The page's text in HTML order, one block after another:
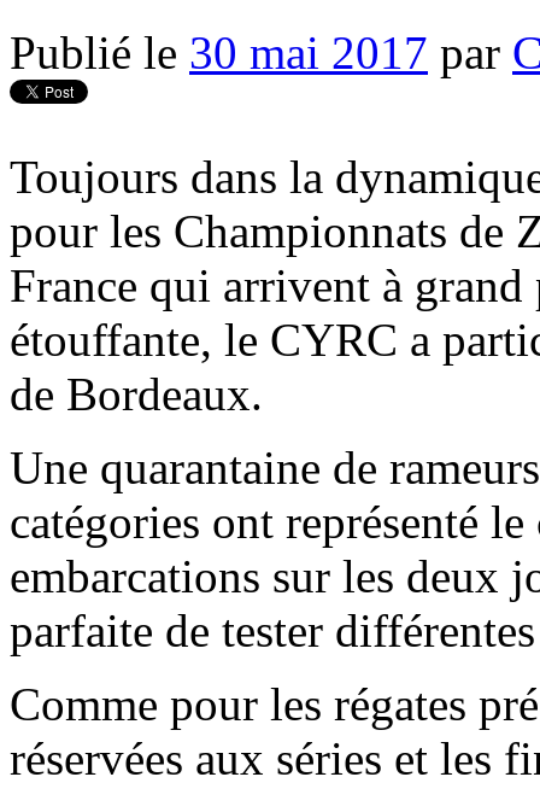
Publié le 30 mai 2017 par
Toujours dans la
pour les Championnats de
France qui arrivent à grand
étouffante, le CYRC a
de Bordeaux.
Une quarantaine de
catégories ont représenté
embarcations sur les deux
parfaite de tester
Comme pour les régates
réservées aux séries et les